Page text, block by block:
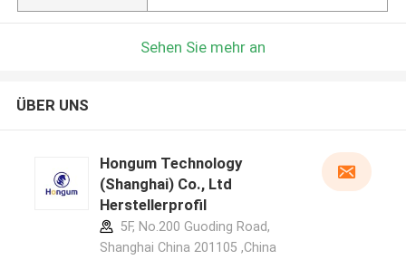
Sehen Sie mehr an
ÜBER UNS
Hongum Technology
(Shanghai) Co., Ltd
Herstellerprofil
5F, No.200 Guoding Road,
Shanghai China 201105 ,China